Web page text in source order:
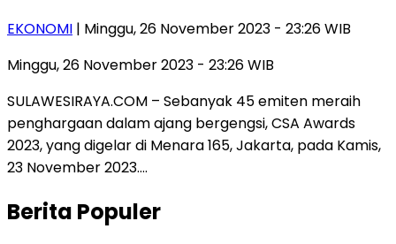
EKONOMI | Minggu, 26 November 2023 - 23:26 WIB
Minggu, 26 November 2023 - 23:26 WIB
SULAWESIRAYA.COM – Sebanyak 45 emiten meraih
penghargaan dalam ajang bergengsi, CSA Awards
2023, yang digelar di Menara 165, Jakarta, pada Kamis,
23 November 2023….
Berita Populer